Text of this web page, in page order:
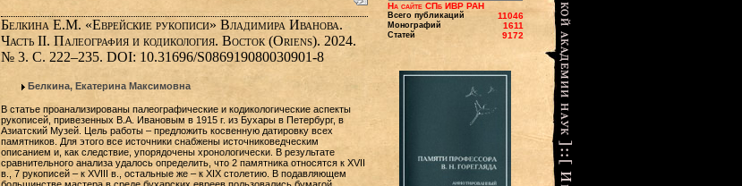
Белкина Е.М. «Еврейские рукописи» Владимира Иванова.
Часть II. Палеография и кодикология. Восток (Oriens). 2024.
№ 3. С. 222–235. DOI: 10.31696/S086919080030901-8
Белкина, Екатерина Максимовна
В статье проанализированы палеографические и кодикологические аспекты
рукописей, привезенных В.А. Ивановым в 1915 г. из Бухары в Петербург, в
Азиатский Музей. Цель работы – предложить косвенную датировку всех
памятников. Для этого все источники снабжены источниковедческим
описанием и, как следствие, упорядочены хронологически. В результате
сравнительного анализа удалось определить, что 2 памятника относятся к XVII
в., 7 рукописей – к XVIII в., остальные же – к XIX столетию. В подавляющем
На сайте СПб ИВР РАН
Всего публикаций 11046
Монографий 1611
Статей 9172